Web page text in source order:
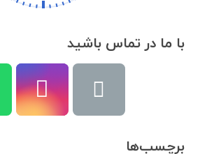
با ما در تماس باشید
برچسب‌ها